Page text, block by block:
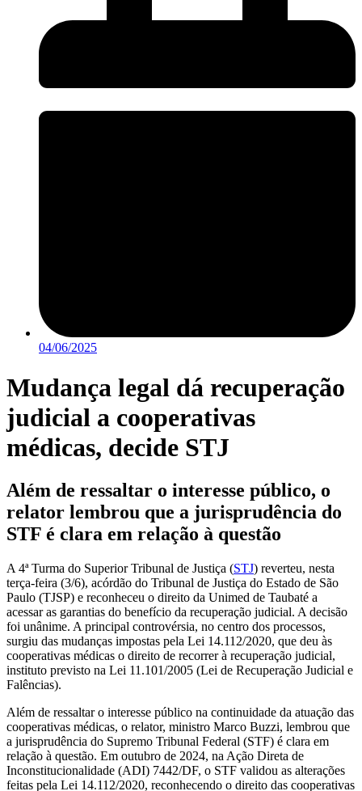
04/06/2025
Mudança legal dá recuperação
judicial a cooperativas
médicas, decide STJ
Além de ressaltar o interesse público, o
relator lembrou que a jurisprudência do
STF é clara em relação à questão
A 4ª Turma do Superior Tribunal de Justiça (STJ) reverteu, nesta
terça-feira (3/6), acórdão do Tribunal de Justiça do Estado de São
Paulo (TJSP) e reconheceu o direito da Unimed de Taubaté a
acessar as garantias do benefício da recuperação judicial. A decisão
foi unânime. A principal controvérsia, no centro dos processos,
surgiu das mudanças impostas pela Lei 14.112/2020, que deu às
cooperativas médicas o direito de recorrer à recuperação judicial,
instituto previsto na Lei 11.101/2005 (Lei de Recuperação Judicial e
Falências).
Além de ressaltar o interesse público na continuidade da atuação das
cooperativas médicas, o relator, ministro Marco Buzzi, lembrou que
a jurisprudência do Supremo Tribunal Federal (STF) é clara em
relação à questão. Em outubro de 2024, na Ação Direta de
Inconstitucionalidade (ADI) 7442/DF, o STF validou as alterações
feitas pela Lei 14.112/2020, reconhecendo o direito das cooperativas